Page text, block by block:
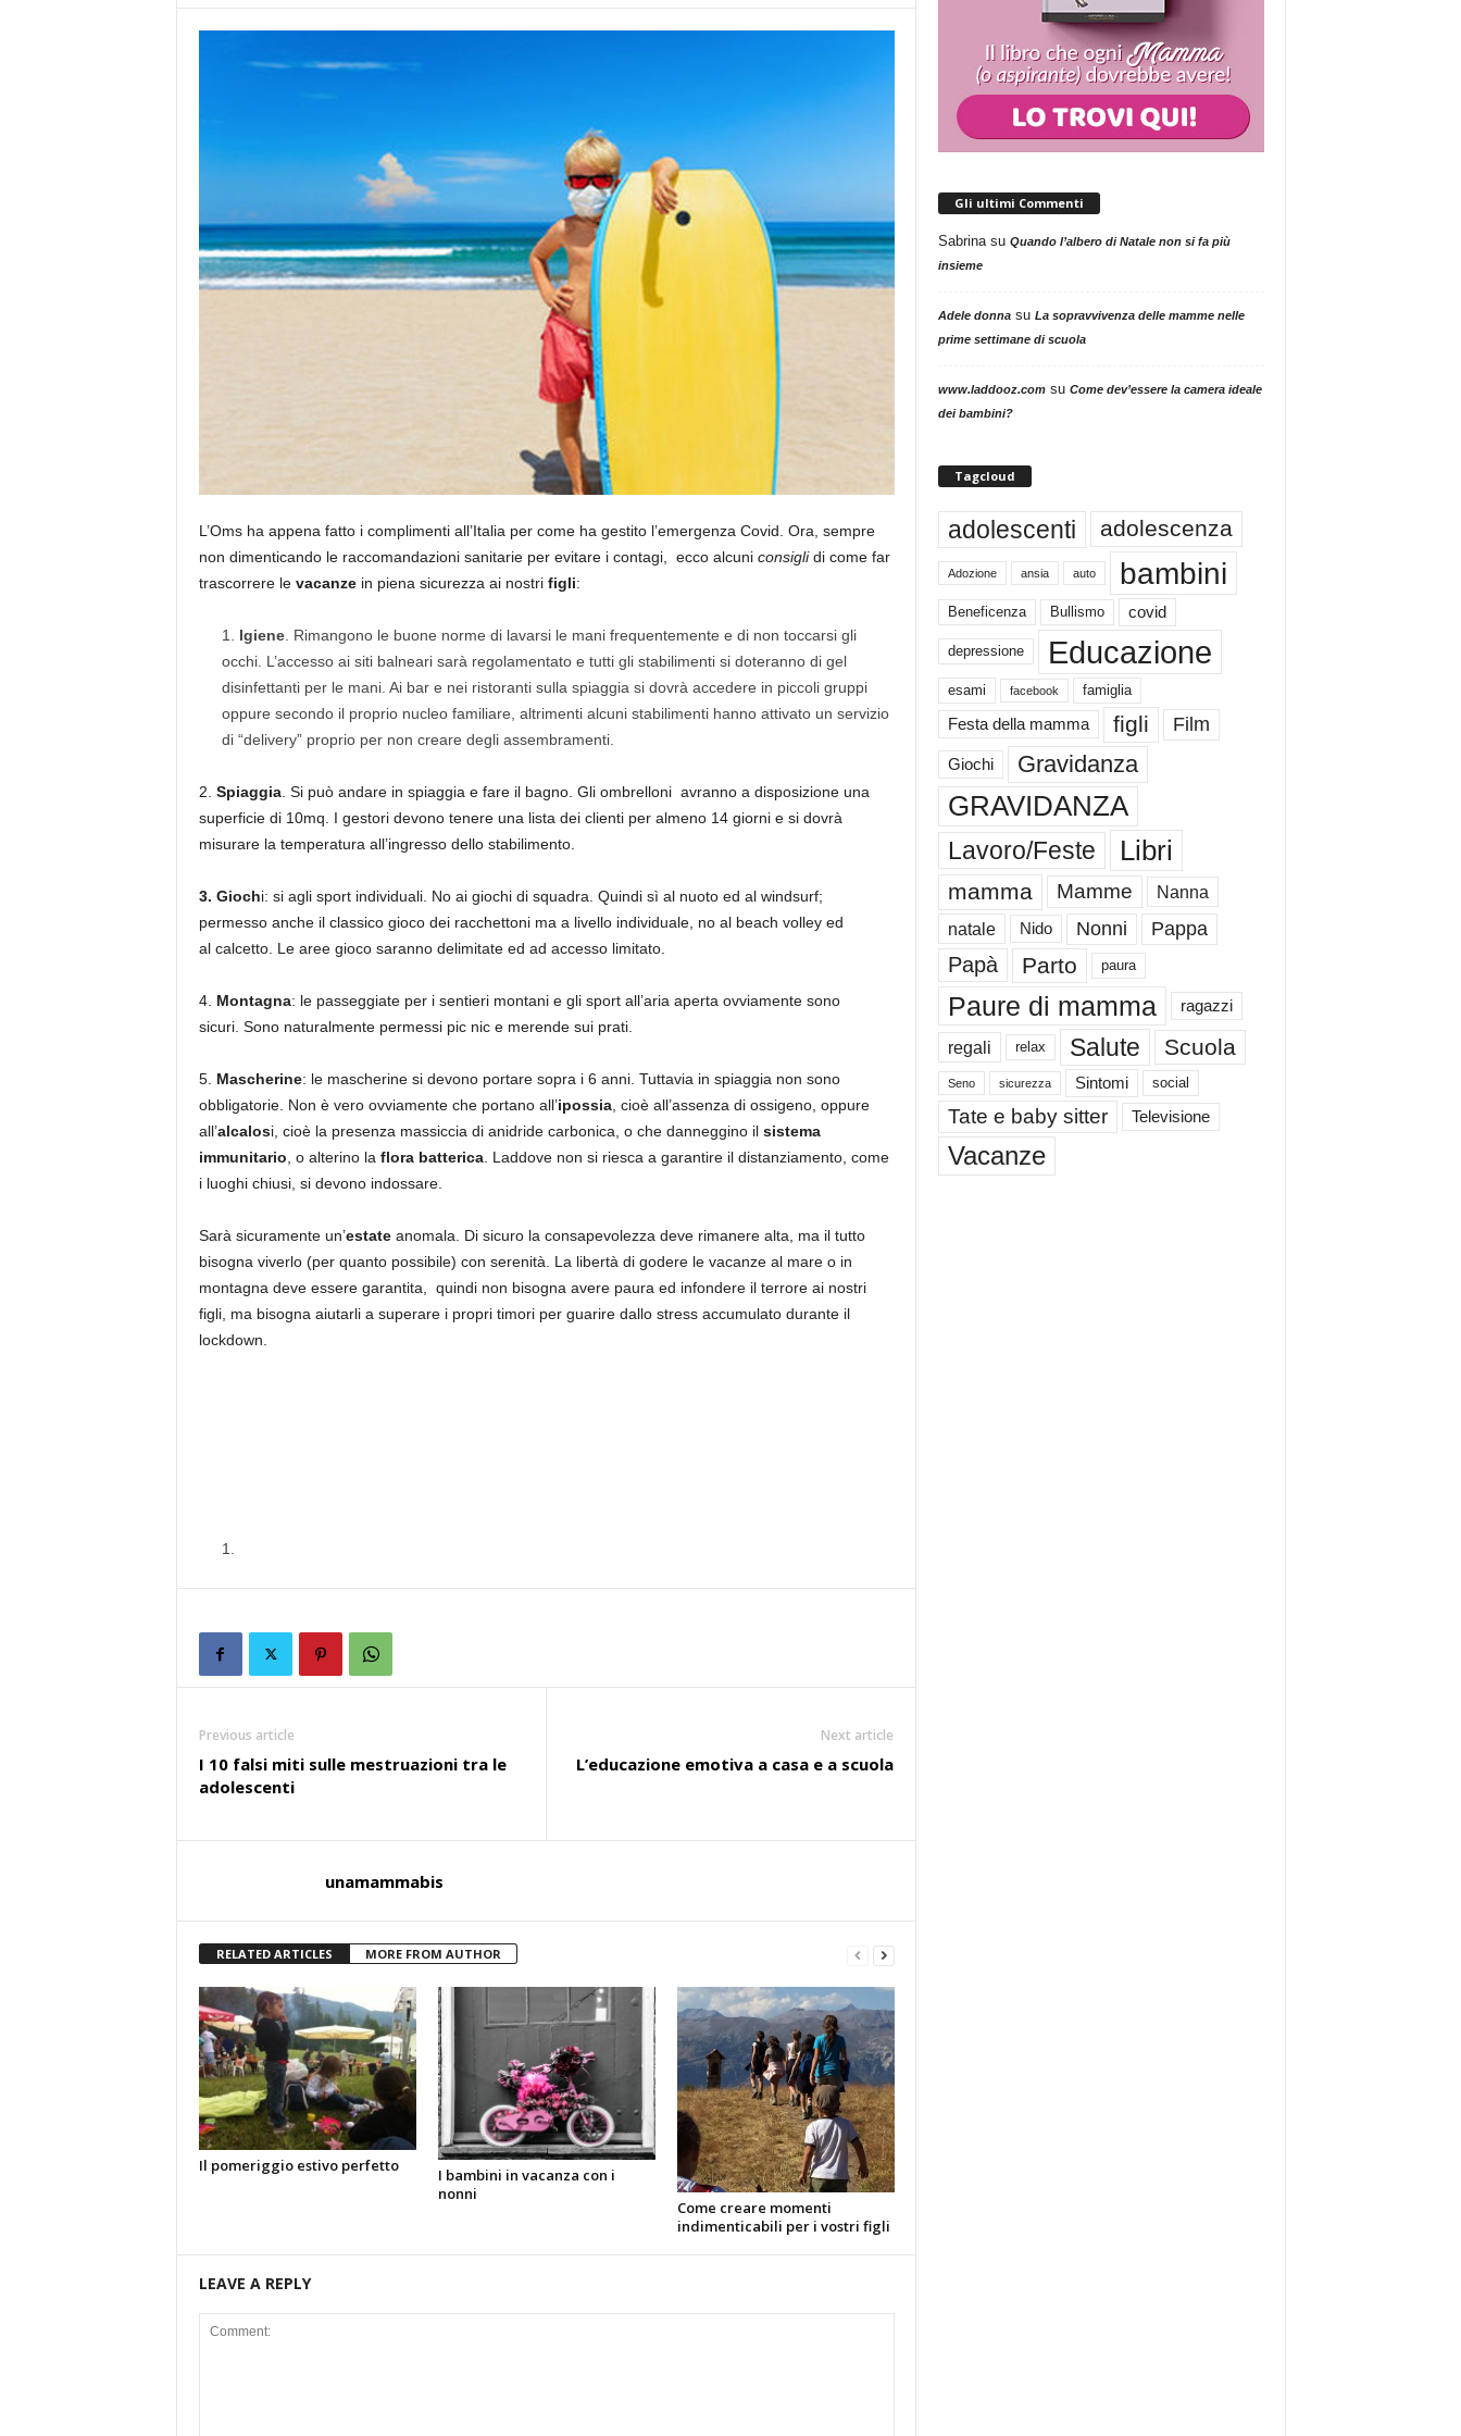
L’Oms ha appena fatto i complimenti all’Italia per come ha gestito l’emergenza Covid. Ora, sempre
non dimenticando le raccomandazioni sanitarie per evitare i contagi, ecco alcuni consiglidi come far
trascorrere le vacanzein piena sicurezza ai nostri figli:
Igiene. Rimangono le buone norme di lavarsi le mani frequentemente e di non toccarsi gli
occhi. L’accesso ai siti balneari sarà regolamentato e tutti gli stabilimenti si doteranno di gel
disinfettanti per le mani. Ai bar e nei ristoranti sulla spiaggia si dovrà accedere in piccoli gruppi
oppure secondo il proprio nucleo familiare, altrimenti alcuni stabilimenti hanno attivato un servizio
di “delivery” proprio per non creare degli assembramenti.
2. Spiaggia. Si può andare in spiaggia e fare il bagno. Gli ombrelloni avranno a disposizione una
superficie di 10mq. I gestori devono tenere una lista dei clienti per almeno 14 giorni e si dovrà
misurare la temperatura all’ingresso dello stabilimento.
3. Giochi: si agli sport individuali. No ai giochi di squadra. Quindi sì al nuoto ed al windsurf;
permesso anche il classico gioco dei racchettoni ma a livello individuale, no al beach volley ed
al calcetto. Le aree gioco saranno delimitate ed ad accesso limitato.
4. Montagna: le passeggiate per i sentieri montani e gli sport all’aria aperta ovviamente sono
sicuri. Sono naturalmente permessi pic nic e merende sui prati.
5. Mascherine: le mascherine si devono portare sopra i 6 anni. Tuttavia in spiaggia non sono
obbligatorie. Non è vero ovviamente che portano all’ipossia, cioè all’assenza di ossigeno, oppure
all’alcalosi, cioè la presenza massiccia di anidride carbonica, o che danneggino il sistema
immunitario , o alterino la flora batterica. Laddove non si riesca a garantire il distanziamento, come
i luoghi chiusi, si devono indossare.
Sarà sicuramente un’estateanomala. Di sicuro la consapevolezza deve rimanere alta, ma il tutto
bisogna viverlo (per quanto possibile) con serenità. La libertà di godere le vacanze al mare o in
montagna deve essere garantita, quindi non bisogna avere paura ed infondere il terrore ai nostri
figli, ma bisogna aiutarli a superare i propri timori per guarire dallo stress accumulato durante il
lockdown.
Previous article
I 10 falsi miti sulle mestruazioni tra le
adolescenti
Next article
L’educazione emotiva a casa e a scuola
unamammabis
RELATED ARTICLES MORE FROM AUTHOR
Il pomeriggio estivo perfetto
I bambini in vacanza con i
nonni
Come creare momenti
indimenticabili per i vostri figli
LEAVE A REPLY
Gli ultimi Commenti
Sabrinasu Quando l’albero di Natale non si fa più
insieme
Adele donnasu La sopravvivenza delle mamme nelle
prime settimane di scuola
www.laddooz.comsu Come dev’essere la camera ideale
dei bambini?
Tagcloud
adolescenti adolescenza
Adozione ansia auto bambini
Beneficenza Bullismo covid
depressione Educazione
esami facebook famiglia
Festa della mamma figli Film
Giochi Gravidanza
GRAVIDANZA
Lavoro/Feste Libri
mamma Mamme
Nanna
natale
Nido Nonni Pappa
Papà Parto paura
Paure di mamma ragazzi
regali relax Salute Scuola
Seno sicurezza Sintomi social
Tate e baby sitter Televisione
Vacanze